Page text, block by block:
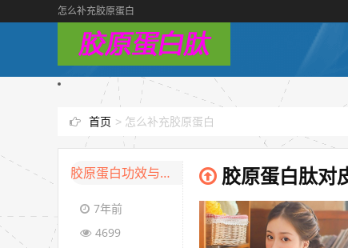
怎么补充胶原蛋白
首页 > 怎么补充胶原蛋白
胶原蛋白功效与作用
7年前
4699
胶原蛋白肽对